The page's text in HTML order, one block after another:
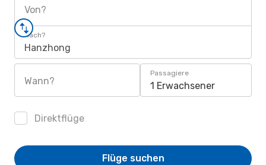
Von?
Nach?
Hanzhong
Wann?
Passagiere
1 Erwachsener
Direktflüge
Flüge suchen